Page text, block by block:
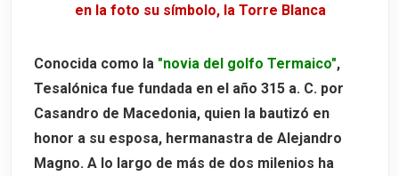
en la foto su símbolo, la Torre Blanca
Conocida como la "novia del golfo Termaico",
Tesalónica fue fundada en el año 315 a. C. por
Casandro de Macedonia, quien la bautizó en
honor a su esposa, hermanastra de Alejandro
Magno. A lo largo de más de dos milenios ha